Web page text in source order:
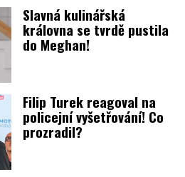
Slavná kulinářská
královna se tvrdě pustila
do Meghan!
Filip Turek reagoval na
policejní vyšetřování! Co
prozradil?